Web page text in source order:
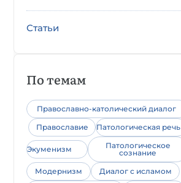
Статьи
По темам
Православно-католический диалог
Православие
Патологическая речь
Экуменизм
Патологическое
сознание
Модернизм
Диалог с исламом